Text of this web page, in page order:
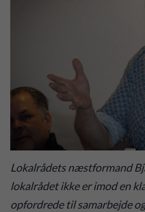
Lokalrådets næstformand
lokalrådet ikke er imod en
opfordrede til samarbejde